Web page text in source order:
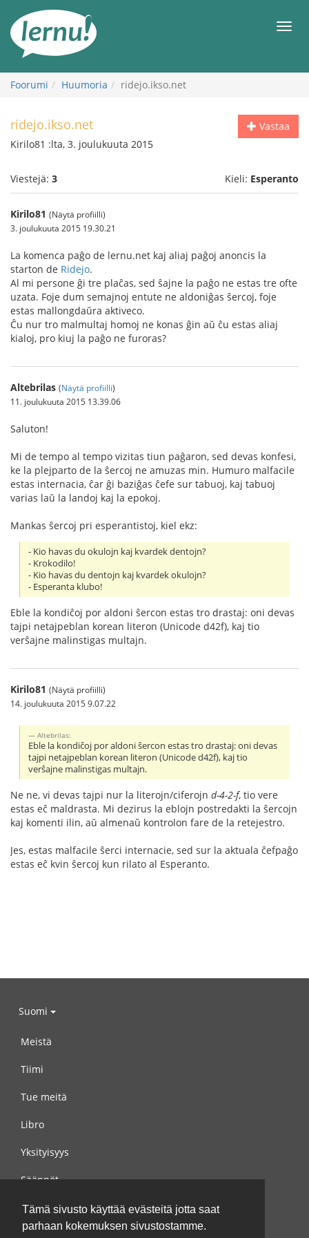
Tämä sivusto käyttää evästeitä jotta saat
parhaan kokemuksen sivustostamme.
sisältöön
Foorumi Huumoria ridejo.ikso.net
Vastaa
ridejo.ikso.net
Kirilo81 :lta, 3. joulukuuta 2015
Viestejä: 3 Kieli: Esperanto
Kirilo81 (Näytä profiilli)
3. joulukuuta 2015 19.30.21
La komenca paĝo de lernu.net kaj aliaj paĝoj anoncis la
starton de Ridejo.
Al mi persone ĝi tre plaĉas, sed ŝajne la paĝo ne estas tre ofte
uzata. Foje dum semajnoj entute ne aldoniĝas ŝercoj, foje
estas mallongdaŭra aktiveco.
Ĉu nur tro malmultaj homoj ne konas ĝin aŭ ĉu estas aliaj
kialoj, pro kiuj la paĝo ne furoras?
Altebrilas (Näytä profiilli)
11. joulukuuta 2015 13.39.06
Saluton!
Mi de tempo al tempo vizitas tiun paĝaron, sed devas konfesi,
ke la plejparto de la ŝercoj ne amuzas min. Humuro malfacile
estas internacia, ĉar ĝi baziĝas ĉefe sur tabuoj, kaj tabuoj
varias laŭ la landoj kaj la epokoj.
Mankas ŝercoj pri esperantistoj, kiel ekz:
- Kio havas du okulojn kaj kvardek dentojn?
- Krokodilo!
- Kio havas du dentojn kaj kvardek okulojn?
- Esperanta klubo!
Eble la kondiĉoj por aldoni ŝercon estas tro drastaj: oni devas
tajpi netajpeblan korean literon (Unicode d42f), kaj tio
verŝajne malinstigas multajn.
Kirilo81 (Näytä profiilli)
14. joulukuuta 2015 9.07.22
Altebrilas:
Eble la kondiĉoj por aldoni ŝercon estas tro drastaj: oni devas
tajpi netajpeblan korean literon (Unicode d42f), kaj tio
verŝajne malinstigas multajn.
Ne ne, vi devas tajpi nur la literojn/ciferojn d-4-2-f, tio vere
estas eĉ maldrasta. Mi dezirus la eblojn postredakti la ŝercojn
kaj komenti ilin, aŭ almenaŭ kontrolon fare de la retejestro.
Jes, estas malfacile ŝerci internacie, sed sur la aktuala ĉefpaĝo
estas eĉ kvin ŝercoj kun rilato al Esperanto.
Suomi
Meistä
Tiimi
Tue meitä
Libro
Yksityisyys
Säännöt
Ota yhteyttä meihin